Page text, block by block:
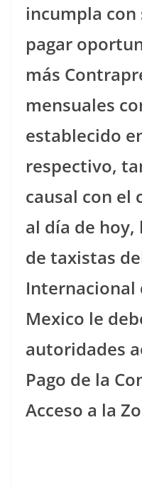
incumpla con
pagar
más
mensuales
establecido
respectivo,
causal con el
al día de hoy,
de taxistas
Internacional
Mexico le
autoridades
Pago de la
Acceso a la